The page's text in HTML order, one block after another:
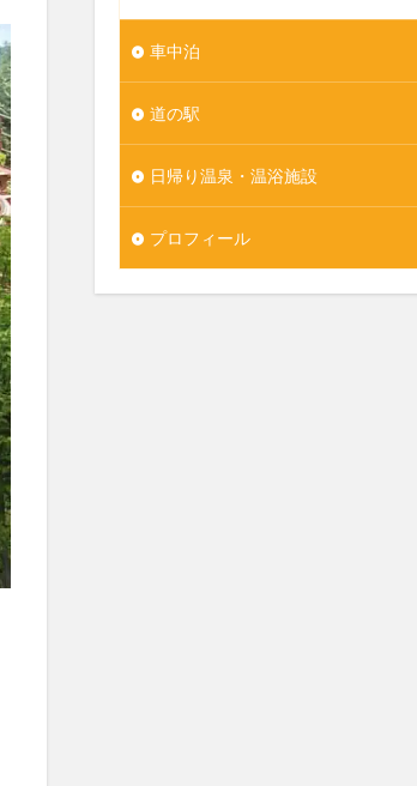
車中泊
道の駅
日帰り温泉・温浴施設
プロフィール